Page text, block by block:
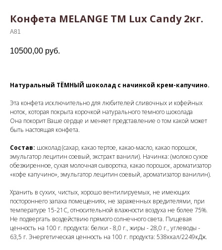
Конфета MELANGE TM Lux Candy 2кг.
А81
10500,00 руб.
Натуральный ТЁМНЫЙ шоколад с начинкой крем-капучино.
Эта конфета исключительно для любителей сливочных и кофейных
ноток, которая покрыта корочкой натурального темного шоколада
Она покорит Ваше сердце и меняет представление о том какой может
быть настоящая конфета.
Состав: шоколад (сахар, какао тертое, какао-масло, какао порошок,
эмульгатор лецитин соевый, экстракт ванили). Начинка: (молоко сухое
обезжиренное, сухая молочная сыворотка, какао порошок, ароматизатор
«кофе капучино», эмульгатор лецитин соевый, ароматизатор ванилин).
Хранить в сухих, чистых, хорошо вентилируемых, не имеющих
постороннего запаха помещениях, не зараженных вредителями, при
температуре 15-21C, относительной влажности воздуха не более 75%.
Не подвергать воздействию прямого солнечного света. Пищевая
ценность на 100 г. продукта: белки - 8,0 г., жиры - 28,0 г., углеводы -
63,5 г. Энергетическая ценность на 100 г. продукта: 538ккал/2249кДж.